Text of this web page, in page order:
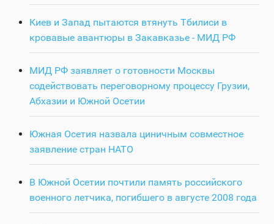
Киев и Запад пытаются втянуть Тбилиси в
кровавые авантюры в Закавказье - МИД РФ
МИД РФ заявляет о готовности Москвы
содействовать переговорному процессу Грузии,
Абхазии и Южной Осетии
Южная Осетия назвала циничным совместное
заявление стран НАТО
В Южной Осетии почтили память российского
военного летчика, погибшего в августе 2008 года